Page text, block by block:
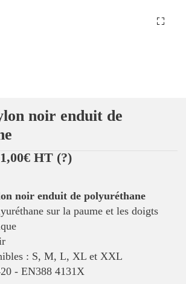
noir enduit de
HT (?)
noir enduit de polyuréthane
sur la paume et les doigts
: S, M, L, XL et XXL
- EN388 4131X